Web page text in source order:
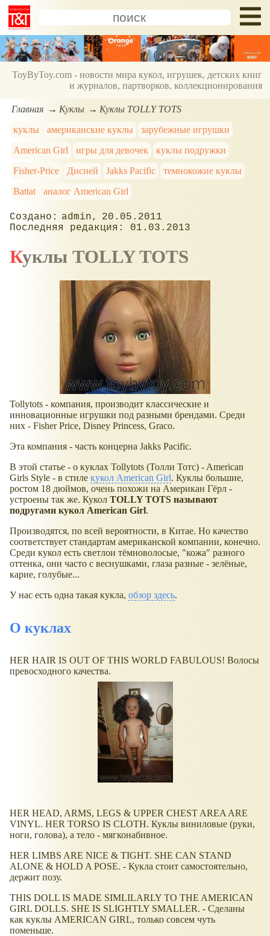
ToyByToy.com - новости мира кукол, игрушек, детских книг
и журналов, партворков, коллекционирования
Главная Куклы
Куклы TOLLY TOTS
куклы
американские куклы
зарубежные игрушки
American Girl
игры для девочек
куклы подружки
Fisher-Price
Дисней Jakks Pacific
темнокожие куклы
Battat
аналог American Girl
admin
20.05.2011
01.03.2013
Куклы TOLLY TOTS
Tollytots - компания, производит классические и
инновационные игрушки под разными брендами. Среди
них - Fisher Price, Disney Princess, Graco.
Эта компания - часть концерна Jakks Pacific.
В этой статье - о куклах Tollytots (Толли Тотс) - American
Girls Style - в стиле кукол American Girl. Куклы большие,
ростом 18 дюймов, очень похожи на Американ Гёрл -
устроены так же. Кукол TOLLY TOTS называют
подругами кукол American Girl.
Производятся, по всей вероятности, в Китае. Но качество
соответствует стандартам американской компании, конечно.
Среди кукол есть светлои тёмноволосые, "кожа" разного
оттенка, они часто с веснушками, глаза разные - зелёные,
карие, голубые...
У нас есть одна такая кукла, обзор здесь.
О куклах
HER HAIR IS OUT OF THIS WORLD FABULOUS! Волосы
превосходного качества.
HER HEAD, ARMS, LEGS & UPPER CHEST AREA ARE
VINYL. HER TORSO IS CLOTH. Куклы виниловые (руки,
ноги, голова), а тело - мягконабивное.
HER LIMBS ARE NICE & TIGHT. SHE CAN STAND
ALONE & HOLD A POSE. - Кукла стоит самостоятельно,
держит позу.
THIS DOLL IS MADE SIMLILARLY TO THE AMERICAN
GIRL DOLLS. SHE IS SLIGHTLY SMALLER. - Сделаны
как куклы AMERICAN GIRL, только совсем чуть
поменьше.